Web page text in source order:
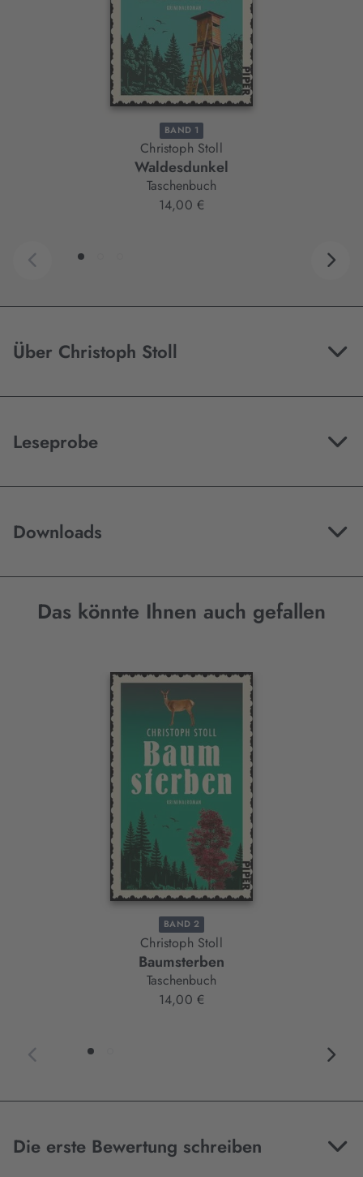
BAND 1
Christoph Stoll
Waldesdunkel
Taschenbuch
14,00 €
Über Christoph Stoll
Leseprobe
Downloads
Das könnte Ihnen auch gefallen
Interaktives
BAND 2
Christoph Stoll
Baumsterben
Taschenbuch
14,00 €
Die erste Bewertung schreiben